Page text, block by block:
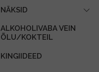
NÄKSID
ALKOHOLIVABA VEIN
ÕLU/KOKTEIL
KINGIIDEED